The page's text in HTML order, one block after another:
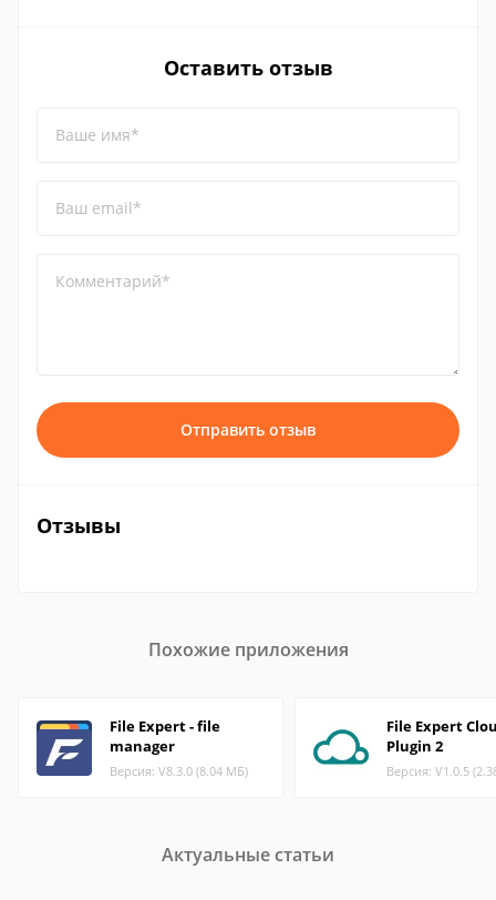
Оставить отзыв
Ваше имя*
Ваш email*
Комментарий*
Отправить отзыв
Отзывы
Похожие приложения
File Expert - file
manager
Версия: V8.3.0 (8.04 МБ)
File Expert
Plugin 2
Версия: V1.0.5
Актуальные статьи